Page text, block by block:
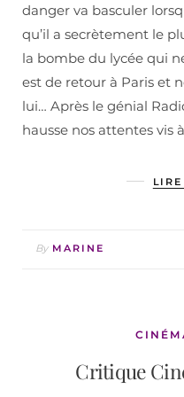
danger va basculer
qu’il a secrètement le
la bombe du lycée qui
est de retour à Paris et
lui… Après le génial
hausse nos attentes vis
By MARINE
Critique